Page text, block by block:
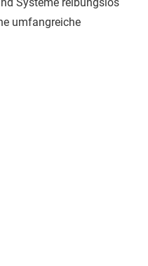
umfangreiche